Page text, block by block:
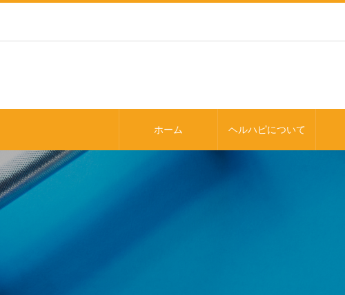
ホーム ヘルハピについて